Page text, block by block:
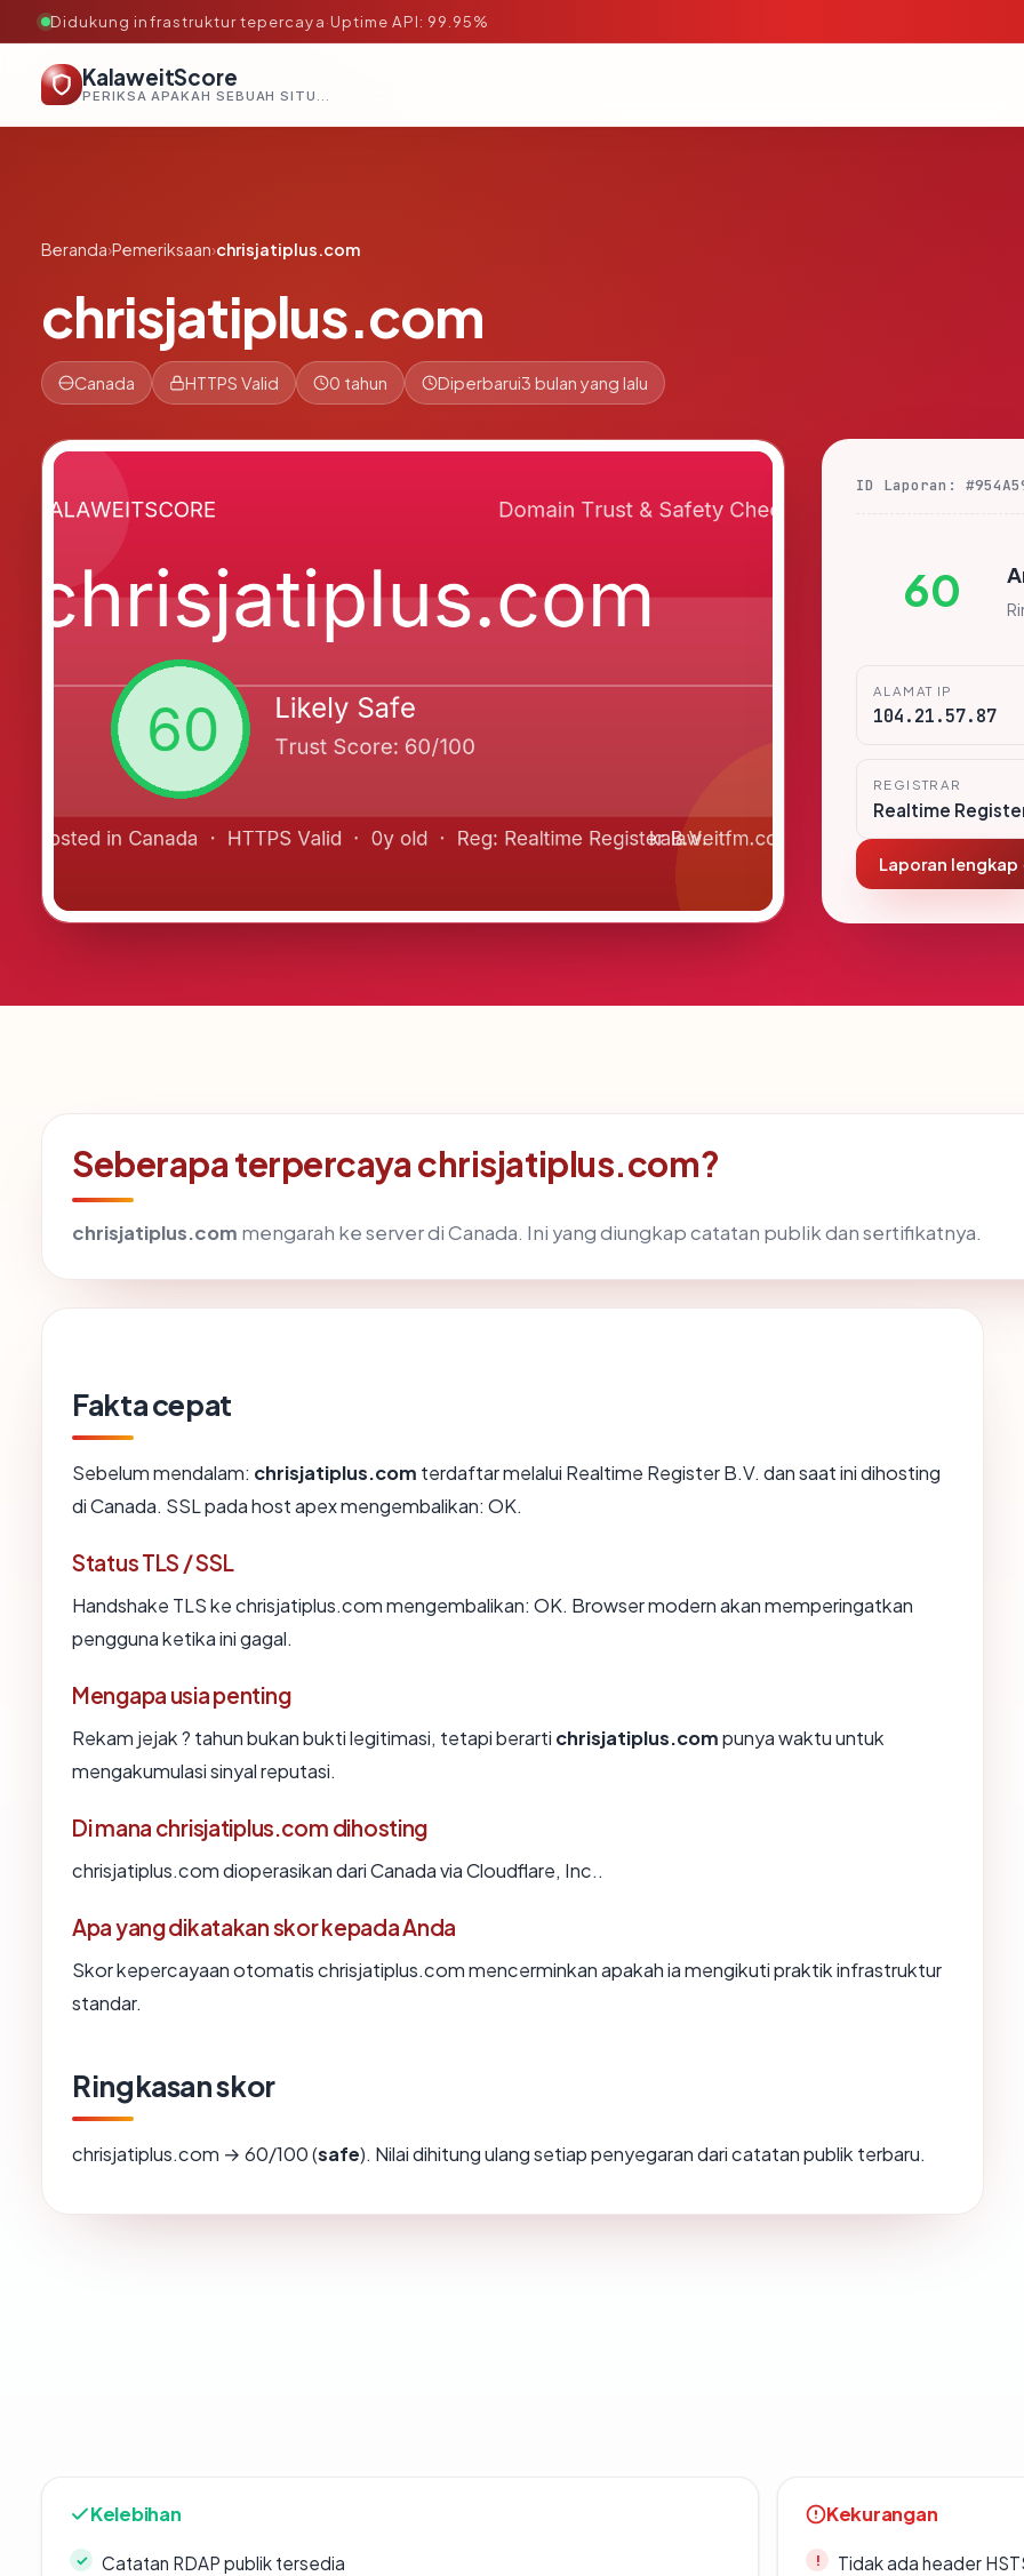
Didukung infrastruktur tepercaya·Uptime API: 99.95%
KalaweitScore
PERIKSA APAKAH SEBUAH SITUS AMAN, TEPERCAYA, DAN TERVERIFIKASI DALAM HITUNGAN DETIK.
Beranda›Pemeriksaan›chrisjatiplus.com
chrisjatiplus.com
Canada HTTPS Valid 0 tahun Diperbarui3 bulan yang lalu
ID Laporan:
60
ALAMAT IP
104.21.57.87
REGISTRAR
Realtime
Laporan lengkap
Seberapa terpercaya chrisjatiplus.com?
chrisjatiplus.com mengarah ke server di Canada. Ini yang diungkap catatan publik dan sertifikatnya.
Fakta cepat
Sebelum mendalam: chrisjatiplus.com terdaftar melalui Realtime Register B.V. dan saat ini dihosting
di Canada. SSL pada host apex mengembalikan: OK.
Status TLS / SSL
Handshake TLS ke chrisjatiplus.com mengembalikan: OK. Browser modern akan memperingatkan
pengguna ketika ini gagal.
Mengapa usia penting
Rekam jejak ? tahun bukan bukti legitimasi, tetapi berarti chrisjatiplus.compunya waktu untuk
mengakumulasi sinyal reputasi.
Di mana chrisjatiplus.com dihosting
chrisjatiplus.com dioperasikan dari Canada via Cloudflare, Inc..
Apa yang dikatakan skor kepada Anda
Skor kepercayaan otomatis chrisjatiplus.com mencerminkan apakah ia mengikuti praktik infrastruktur
standar.
Ringkasan skor
chrisjatiplus.com → 60/100 (safe). Nilai dihitung ulang setiap penyegaran dari catatan publik terbaru.
Kelebihan
Catatan RDAP publik tersedia
Kekurangan
Tidak ada header